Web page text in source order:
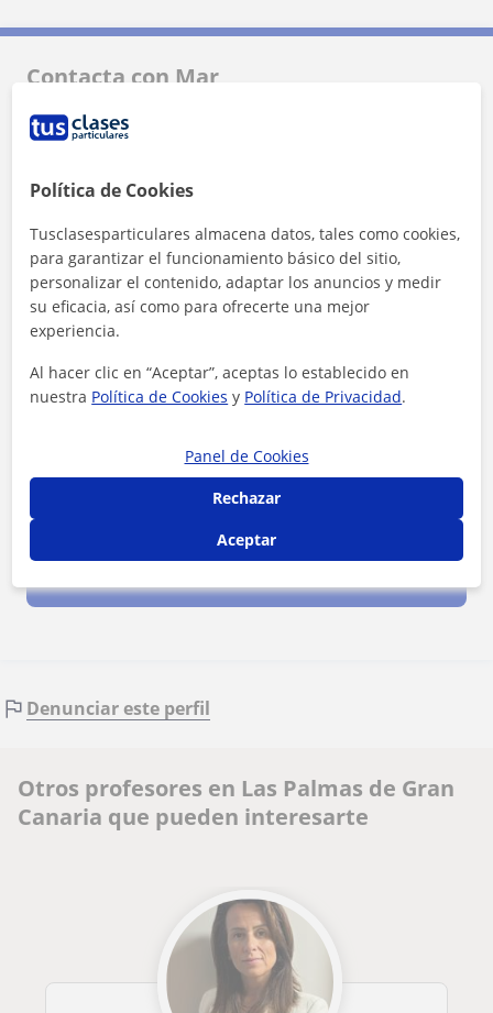
Contacta con Mar
Tarifa
Al hacer clic, aceptas nuestro
Denunciar este perfil
Otros profesores en Las Palmas de Gran
Canaria que pueden interesarte
Política de Cookies
Tusclasesparticulares almacena datos, tales como cookies,
para garantizar el funcionamiento básico del sitio,
personalizar el contenido, adaptar los anuncios y medir
su eficacia, así como para ofrecerte una mejor
experiencia.
Al hacer clic en “Aceptar”, aceptas lo establecido en
nuestra Política de Cookies y Política de Privacidad.
Panel de Cookies
Rechazar
Aceptar